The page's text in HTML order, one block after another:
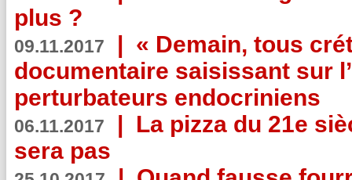
plus ?
09.11.2017 | « Demain, tous
documentaire saisissant sur
perturbateurs endocriniens
06.11.2017 | La pizza du 21e
sera pas